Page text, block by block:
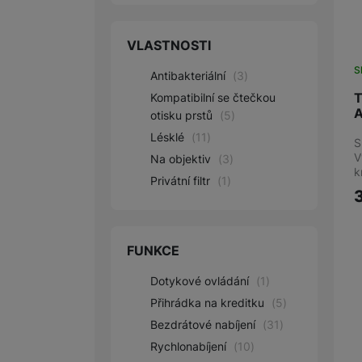
Tactical (8)
VLASTNOSTI
Antibakteriální (3)
Kompatibilní se čtečkou
otisku prstů
(5)
Lésklé
(11)
Na objektiv
(3)
Privátní filtr
(1)
FUNKCE
Dotykové ovládání (1)
Přihrádka na kreditku
(5)
Bezdrátové nabíjení (31)
Rychlonabíjení (10)